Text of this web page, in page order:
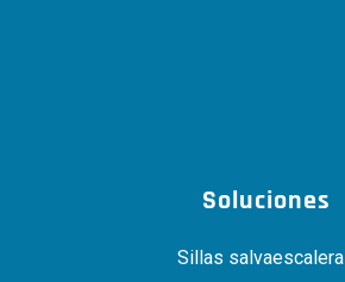
Soluciones
Sillas